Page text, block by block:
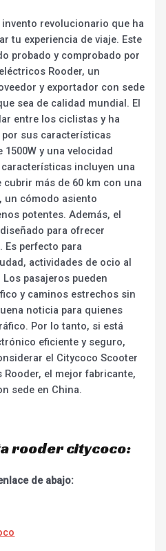
revolucionario que ha
tu experiencia de viaje. Este
probado y comprobado por
Rooder, un
y exportador con sede
sea de calidad mundial. El
entre los ciclistas y ha
sus características
y una velocidad
incluyen una
cubrir más de 60 km con una
un cómodo asiento
potentes. Además, el
para ofrecer
Es perfecto para
actividades de ocio al
pasajeros pueden
y caminos estrechos sin
noticia para quienes
Por lo tanto, si está
eficiente y seguro,
el Citycoco Scooter
el mejor fabricante,
sede en China.
rooder citycoco:
de abajo: